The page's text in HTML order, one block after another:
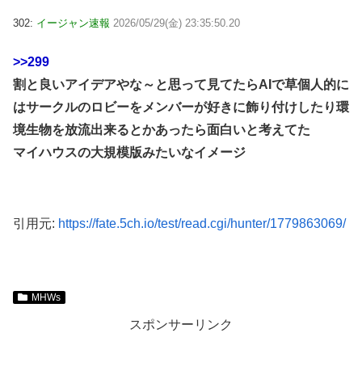
302: イージャン速報 2026/05/29(金) 23:35:50.20
>>299
割と良いアイデアやな～と思って見てたらAIで草個人的に
はサークルのロビーをメンバーが好きに飾り付けしたり環
境生物を放流出来るとかあったら面白いと考えてた
マイハウスの大規模版みたいなイメージ
引用元: https://fate.5ch.io/test/read.cgi/hunter/1779863069/
MHWs
スポンサーリンク